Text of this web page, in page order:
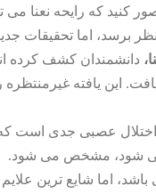
آینده ای را تصور کنید که
برسد، اما تحقیقات
دانشمندان کشف کرده
یافت. این یافته
عصبی جدی است
می شود، مشخص می شود.
اما شایع ترین